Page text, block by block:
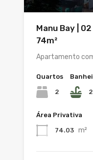
Manu Bay |
74m²
Apartamento
Quartos
2 2
Área Privativa
74.03 m²